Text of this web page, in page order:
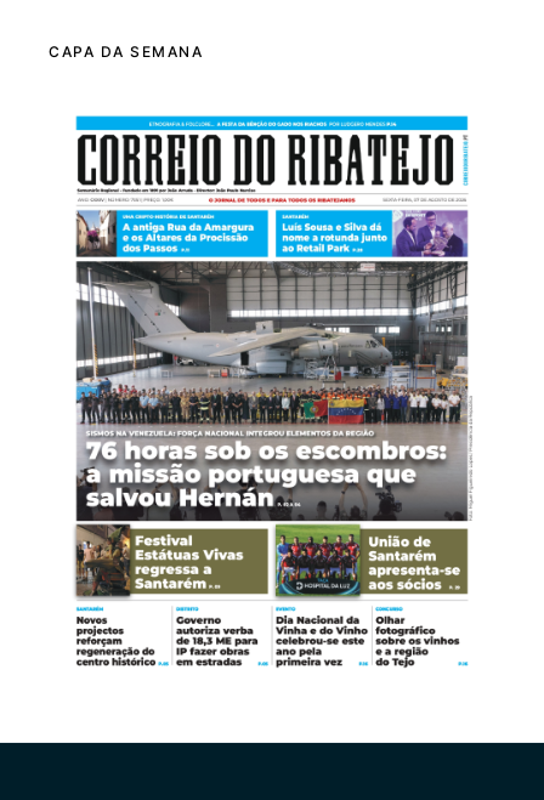
CAPA DA SEMANA